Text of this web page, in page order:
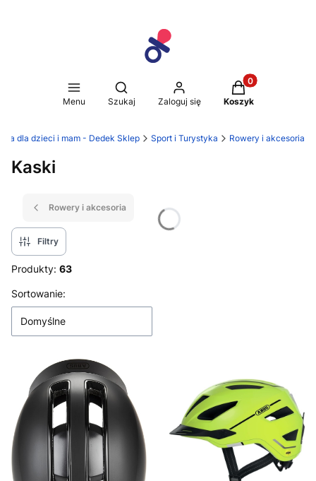
Menu
Otwórz wyszukiwarkę
Szukaj Zaloguj się
Produkty w
Koszyk
dla dzieci i mam - Dedek Sklep Sport i Turystyka Rowery i akcesoria
Kaski
Rowery i akcesoria
Filtry
Produkty: 63
Lista produktów
Sortowanie:
Domyślne